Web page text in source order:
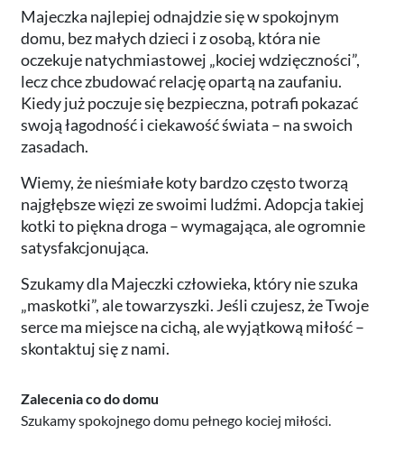
Majeczka najlepiej odnajdzie się w spokojnym
domu, bez małych dzieci i z osobą, która nie
oczekuje natychmiastowej „kociej wdzięczności”,
lecz chce zbudować relację opartą na zaufaniu.
Kiedy już poczuje się bezpieczna, potrafi pokazać
swoją łagodność i ciekawość świata – na swoich
zasadach.
Wiemy, że nieśmiałe koty bardzo często tworzą
najgłębsze więzi ze swoimi ludźmi. Adopcja takiej
kotki to piękna droga – wymagająca, ale ogromnie
satysfakcjonująca.
Szukamy dla Majeczki człowieka, który nie szuka
„maskotki”, ale towarzyszki. Jeśli czujesz, że Twoje
serce ma miejsce na cichą, ale wyjątkową miłość –
skontaktuj się z nami.
Zalecenia co do domu
Szukamy spokojnego domu pełnego kociej miłości.